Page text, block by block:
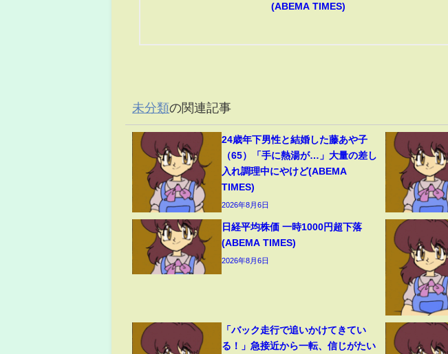
(ABEMA TIMES)
未分類の関連記事
24歳年下男性と結婚した藤あや子
（65）「手に熱湯が…」大量の差し
入れ調理中にやけど(ABEMA
TIMES)
2026年8月6日
日経平均株価 一時1000円超下落
(ABEMA TIMES)
2026年8月6日
「バック走行で追いかけてきてい
る！」急接近から一転、信じがたい